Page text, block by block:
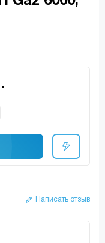
Написать отзыв